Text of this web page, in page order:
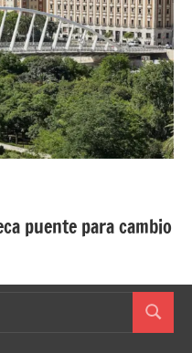
puente para cambio
Buscar